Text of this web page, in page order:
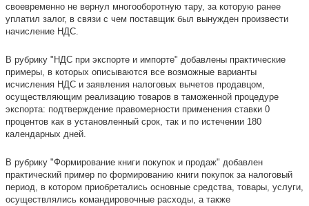
своевременно не вернул многооборотную тару, за которую ранее
уплатил залог, в связи с чем поставщик был вынужден произвести
начисление НДС.
В рубрику "НДС при экспорте и импорте" добавлены практические
примеры, в которых описываются все возможные варианты
исчисления НДС и заявления налоговых вычетов продавцом,
осуществляющим реализацию товаров в таможенной процедуре
экспорта: подтверждение правомерности применения ставки 0
процентов как в установленный срок, так и по истечении 180
календарных дней.
В рубрику "Формирование книги покупок и продаж" добавлен
практический пример по формированию книги покупок за налоговый
период, в котором приобретались основные средства, товары, услуги,
осуществлялись командировочные расходы, а также